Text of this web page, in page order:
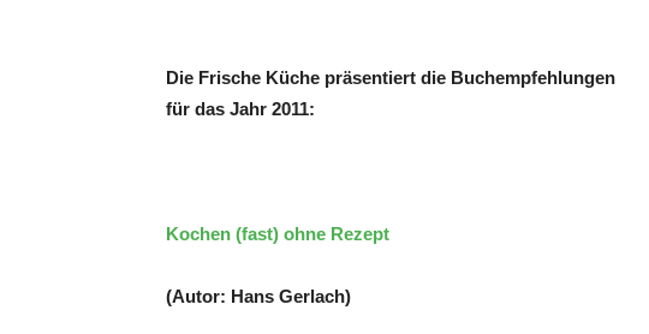
Die Frische Küche präsentiert die Buchempfehlungen
für das Jahr 2011:
Kochen (fast) ohne Rezept
(Autor: Hans Gerlach)